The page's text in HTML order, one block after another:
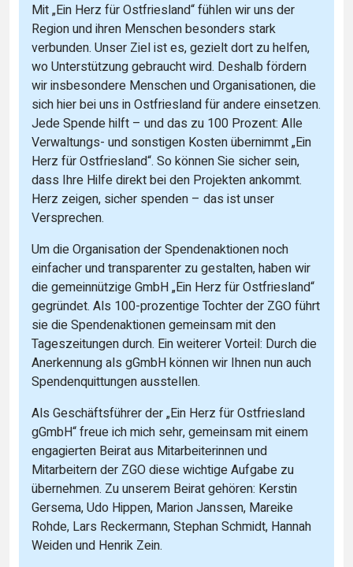
Mit „Ein Herz für Ostfriesland“ fühlen wir uns der
Region und ihren Menschen besonders stark
verbunden. Unser Ziel ist es, gezielt dort zu helfen,
wo Unterstützung gebraucht wird. Deshalb fördern
wir insbesondere Menschen und Organisationen, die
sich hier bei uns in Ostfriesland für andere einsetzen.
Jede Spende hilft – und das zu 100 Prozent: Alle
Verwaltungs- und sonstigen Kosten übernimmt „Ein
Herz für Ostfriesland“. So können Sie sicher sein,
dass Ihre Hilfe direkt bei den Projekten ankommt.
Herz zeigen, sicher spenden – das ist unser
Versprechen.
Um die Organisation der Spendenaktionen noch
einfacher und transparenter zu gestalten, haben wir
die gemeinnützige GmbH „Ein Herz für Ostfriesland“
gegründet. Als 100-prozentige Tochter der ZGO führt
sie die Spendenaktionen gemeinsam mit den
Tageszeitungen durch. Ein weiterer Vorteil: Durch die
Anerkennung als gGmbH können wir Ihnen nun auch
Spendenquittungen ausstellen.
Als Geschäftsführer der „Ein Herz für Ostfriesland
gGmbH“ freue ich mich sehr, gemeinsam mit einem
engagierten Beirat aus Mitarbeiterinnen und
Mitarbeitern der ZGO diese wichtige Aufgabe zu
übernehmen. Zu unserem Beirat gehören: Kerstin
Gersema, Udo Hippen, Marion Janssen, Mareike
Rohde, Lars Reckermann, Stephan Schmidt, Hannah
Weiden und Henrik Zein.